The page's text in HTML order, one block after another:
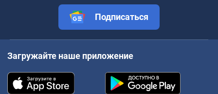
Подписаться
Загружайте наше приложение